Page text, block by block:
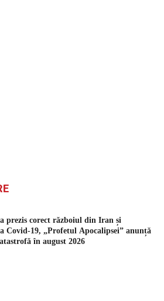
prezis corect războiul din Iran și
Covid-19, „Profetul Apocalipsei” anunță
în august 2026